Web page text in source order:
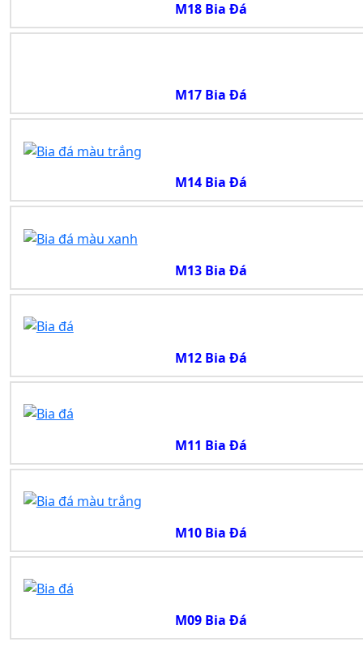
M18 Bia Đá
M17 Bia Đá
M14 Bia Đá
M13 Bia Đá
M12 Bia Đá
M11 Bia Đá
M10 Bia Đá
M09 Bia Đá